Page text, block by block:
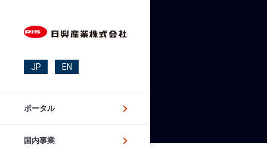
JP EN
ポータル
国内事業